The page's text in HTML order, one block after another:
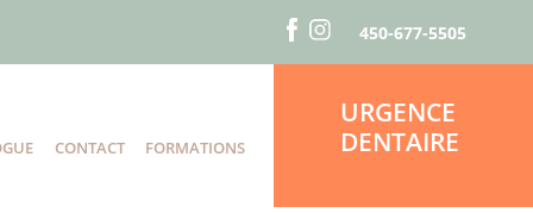
450-677-5505
CONTACT FORMATIONS
URGENCE
DENTAIRE